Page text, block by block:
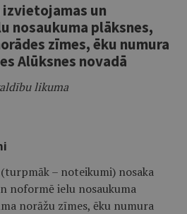
un
nosaukuma plāksnes,
zīmes, ēku numura
Alūksnes novadā
likuma
– noteikumi) nosaka
noformē ielu nosaukuma
norāžu zīmes, ēku numura